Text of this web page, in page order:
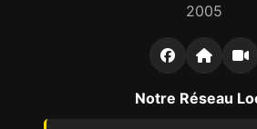
2005
Notre Réseau